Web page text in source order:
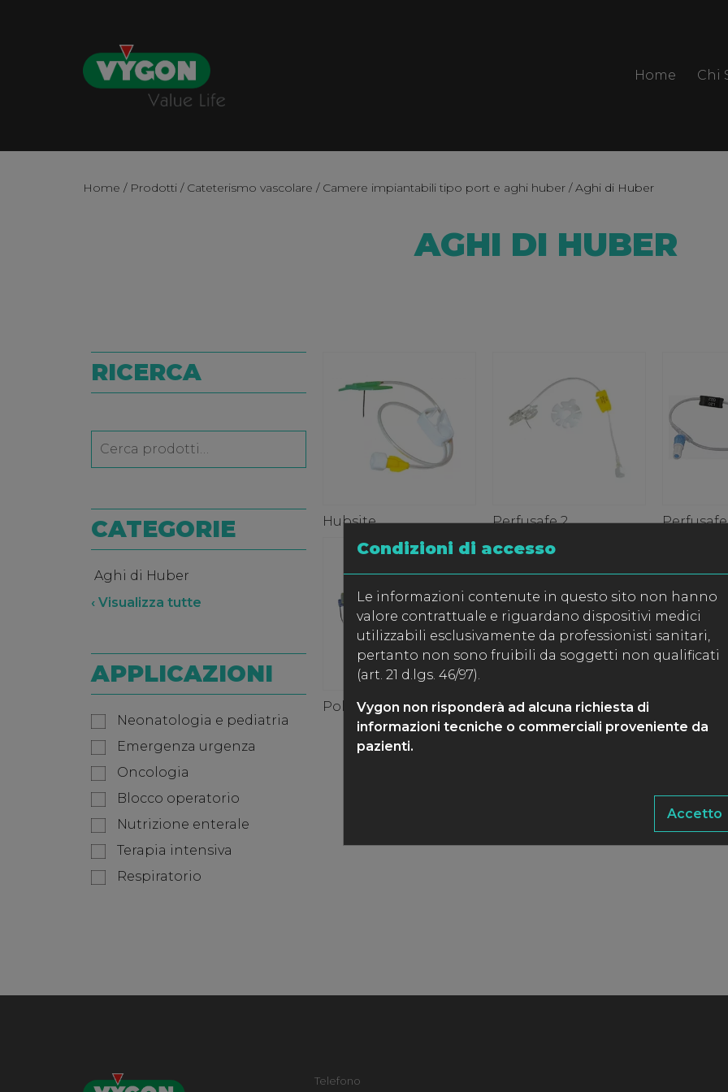
Condizioni di accesso
Le informazioni contenute in questo sito non hanno
valore contrattuale e riguardano dispositivi medici
utilizzabili esclusivamente da professionisti sanitari,
pertanto non sono fruibili da soggetti non qualificati
(art. 21 d.lgs. 46/97).
Vygon non risponderà ad alcuna richiesta di
informazioni tecniche o commerciali proveniente da
pazienti.
Accetto
Home Chi
Home / Prodotti / Cateterismo vascolare / Camere impiantabili tipo port e aghi huber / Aghi di Huber
AGHI DI HUBER
Hubsite Perfusafe 2
Polyperf Safe PPS CT
RICERCA
CATEGORIE
Aghi di Huber
‹ Visualizza tutte
APPLICAZIONI
Neonatologia e pediatria
Emergenza urgenza
Oncologia
Blocco operatorio
Nutrizione enterale
Terapia intensiva
Respiratorio
Telefono